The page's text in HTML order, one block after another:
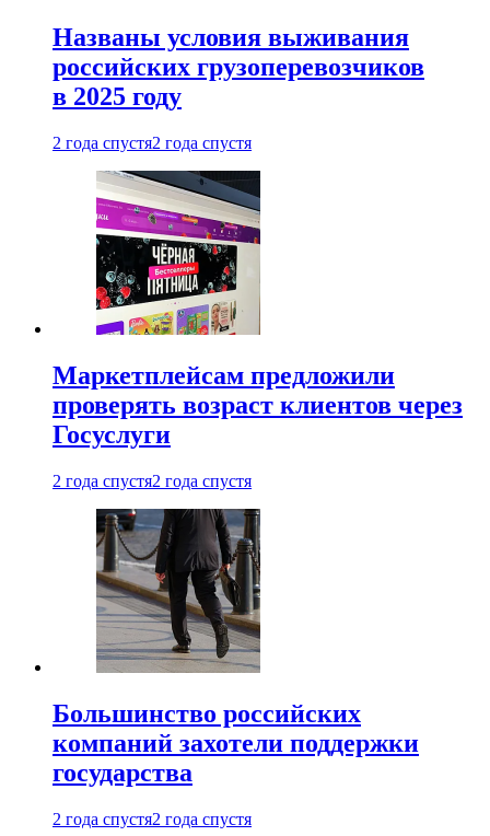
Названы условия выживания
российских грузоперевозчиков
в 2025 году
2 года спустя2 года спустя
Маркетплейсам предложили
проверять возраст клиентов через
Госуслуги
2 года спустя2 года спустя
Большинство российских
компаний захотели поддержки
государства
2 года спустя2 года спустя